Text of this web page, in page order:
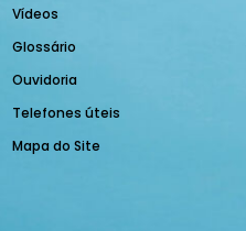
Vídeos
Glossário
Ouvidoria
Telefones úteis
Mapa do Site